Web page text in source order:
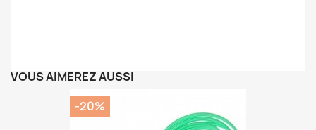
VOUS AIMEREZ AUSSI
-20%